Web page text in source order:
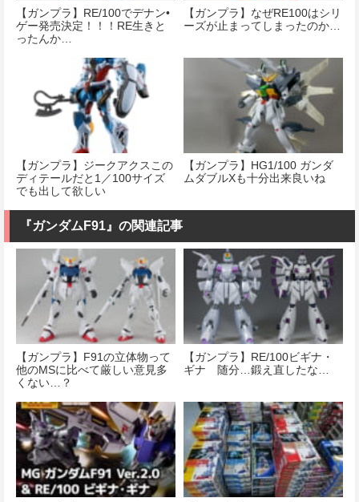
【ガンプラ】RE/100でデナン•
ゲー発売決定！！！RE生きと
ったんか…
【ガンプラ】なぜRE100はシリ
ーズが止まってしまったのか…
【ガンプラ】ジークアクスこの
ディテールだと1／100サイズ
でも出して欲しい
【ガンプラ】HG1/100 ガンダ
ムダブルXも十分出来良いね
『ガンダムF91』の関連記事
【ガンプラ】F91の立体物って
他のMSに比べて厳しい意見多
くない…？
【ガンプラ】RE/100ビギナ・
ギナ 随分…鍛え直したな…